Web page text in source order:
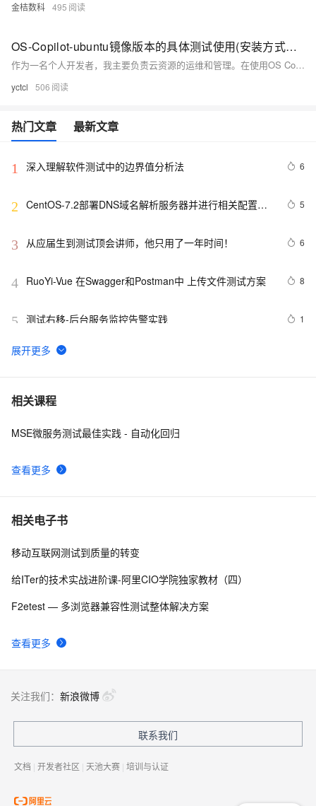
金桔数科 495
OS-Copilot-ubuntu镜像版本的具体测试使用(安装方式有单独注明)
作为一名个人开发者，我主要负责云资源的运维和管理。在使用OS Copilot的过程中，我遇到了一些配置问题，特别是在ECS实例中设置AccessKey时，但最终成功解决了。通过使用OS Copilot的-t/-f/管道功能，我大大提升了效率，减少了命令编写的工作量，特别是在搭建Java运行环境时效果显著。此外，| 功能帮助我快速理解文档，整体体验非常流畅，推荐给其他开发者使用。
yctcl 506
热门文章 最新文章
1 深入理解软件测试中的边界值分析法 6
2 CentOS-7.2部署DNS域名解析服务器并进行相关配置测
5
3 从应届生到测试顶会讲师，他只用了一年时间！ 6
4 RuoYi-Vue 在Swagger和Postman中 上传文件测试方案 8
5 测试右移-后台服务监控告警实践 1
6 征文分享｜OceanBase 3.1.2 数据库性能测试探索
7 Junit测试框架
8 本地开发和测试环境为什么一定建议用127.0.0.1或者
9 【实测】django测试平台的各种权限管理设计解决方案！
10
相关课程
查看更多
MSE微服务测试最佳实践 - 自动化回归
相关电子书
查看更多
移动互联网测试到质量的转变
给ITer的技术实战进阶课-阿里CIO学院独家教材（四）
F2etest — 多浏览器兼容性测试整体解决方案
关注我们： 新浪微博
联系我们
文档 | 开发者社区 | 天池大赛 | 培训与认证